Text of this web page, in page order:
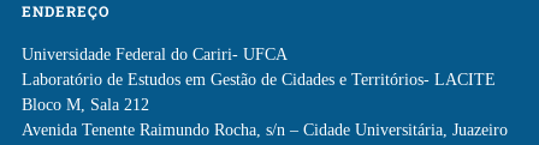
ENDEREÇO
Universidade Federal do Cariri- UFCA
Laboratório de Estudos em Gestão de Cidades e Territórios- LACITE
Bloco M, Sala 212
Avenida Tenente Raimundo Rocha, s/n – Cidade Universitária, Juazeiro